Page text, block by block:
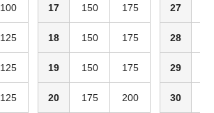
100
125
125
125
17 150 175
18 150 175
19 150 175
20 175 200
27
28
29
30